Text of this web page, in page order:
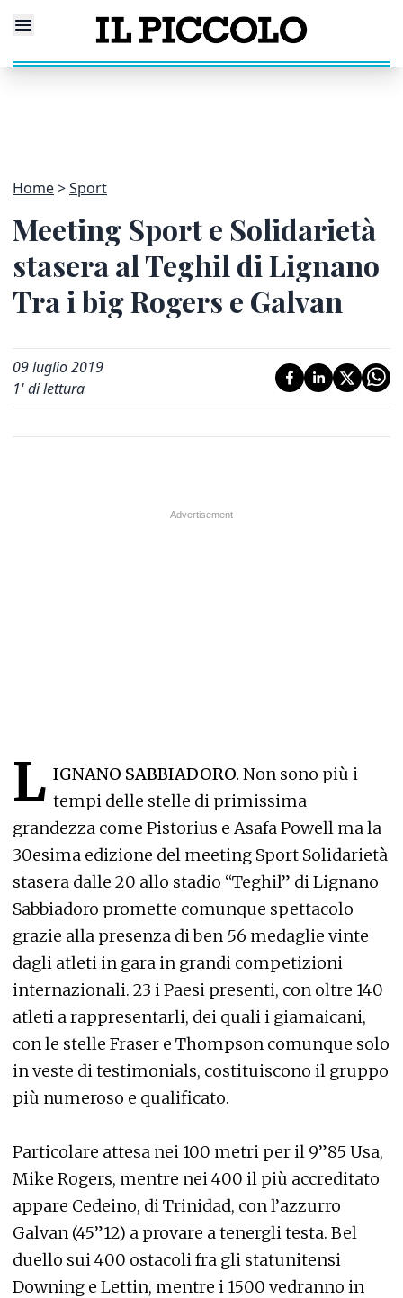
Home Sport
Meeting Sport e Solidarietà
stasera al Teghil di Lignano
Tra i big Rogers e Galvan
09 luglio 2019
1' di lettura
L IGNANO SABBIADORO. Non sono più i
tempi delle stelle di primissima
grandezza come Pistorius e Asafa Powell ma la
30esima edizione del meeting Sport Solidarietà
stasera dalle 20 allo stadio “Teghil” di Lignano
Sabbiadoro promette comunque spettacolo
grazie alla presenza di ben 56 medaglie vinte
dagli atleti in gara in grandi competizioni
internazionali. 23 i Paesi presenti, con oltre 140
atleti a rappresentarli, dei quali i giamaicani,
con le stelle Fraser e Thompson comunque solo
in veste di testimonials, costituiscono il gruppo
più numeroso e qualificato.
Particolare attesa nei 100 metri per il 9”85 Usa,
Mike Rogers, mentre nei 400 il più accreditato
appare Cedeino, di Trinidad, con l’azzurro
Galvan (45”12) a provare a tenergli testa. Bel
duello sui 400 ostacoli fra gli statunitensi
Downing e Lettin, mentre i 1500 vedranno in